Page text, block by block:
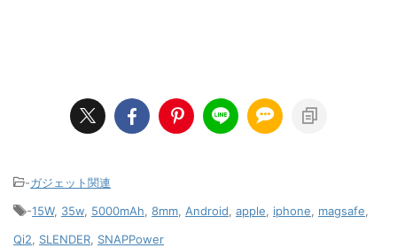
-ガジェット関連
-15W, 35w 5000mAh 8mm Android apple iphone magsafe
Qi2
SLENDER SNAPPower